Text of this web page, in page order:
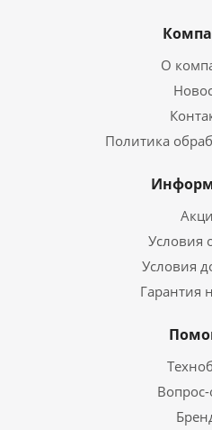
О
Политика
Условия
Условия
Гарантия
Вопрос-